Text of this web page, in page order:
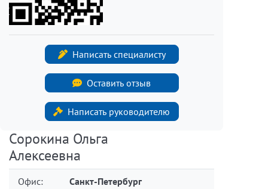
Написать специалисту
Оставить отзыв
Написать руководителю
Сорокина Ольга
Алексеевна
Офис:
Санкт-Петербург